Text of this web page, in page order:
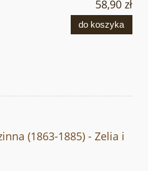
58,90 zł
do koszyka
(1863-1885) - Zelia i